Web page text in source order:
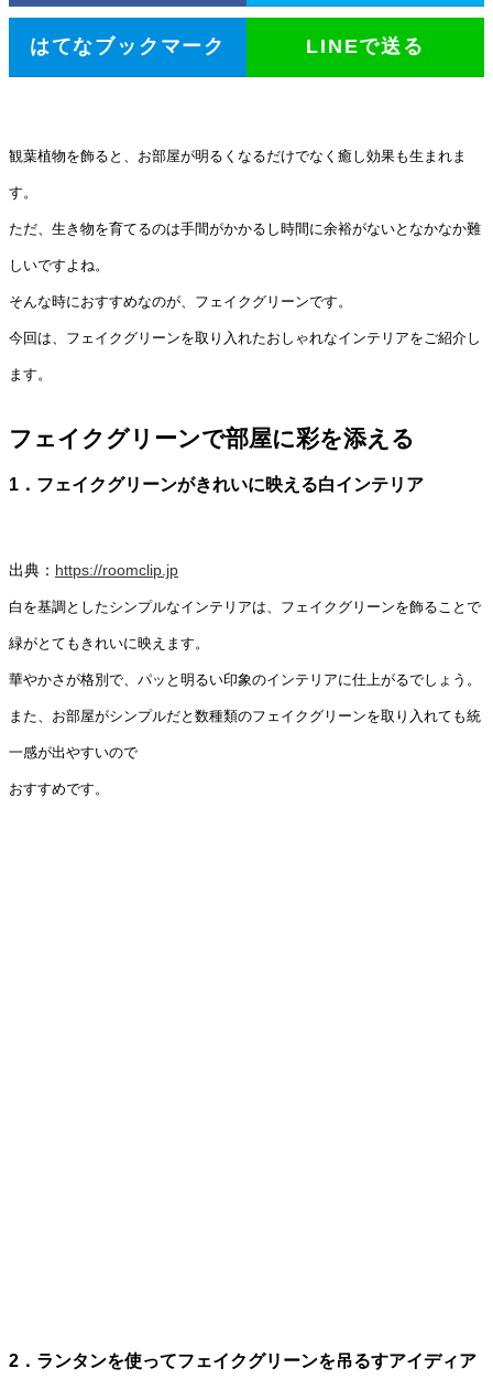
はてなブックマーク LINEで送る
観葉植物を飾ると、お部屋が明るくなるだけでなく癒し効果も生まれま
す。
ただ、生き物を育てるのは手間がかかるし時間に余裕がないとなかなか難
しいですよね。
そんな時におすすめなのが、フェイクグリーンです。
今回は、フェイクグリーンを取り入れたおしゃれなインテリアをご紹介し
ます。
フェイクグリーンで部屋に彩を添える
1．フェイクグリーンがきれいに映える白インテリア
出典： https://roomclip.jp
白を基調としたシンプルなインテリアは、フェイクグリーンを飾ることで
緑がとてもきれいに映えます。
華やかさが格別で、パッと明るい印象のインテリアに仕上がるでしょう。
また、お部屋がシンプルだと数種類のフェイクグリーンを取り入れても統
一感が出やすいので
おすすめです。
2．ランタンを使ってフェイクグリーンを吊るすアイディア